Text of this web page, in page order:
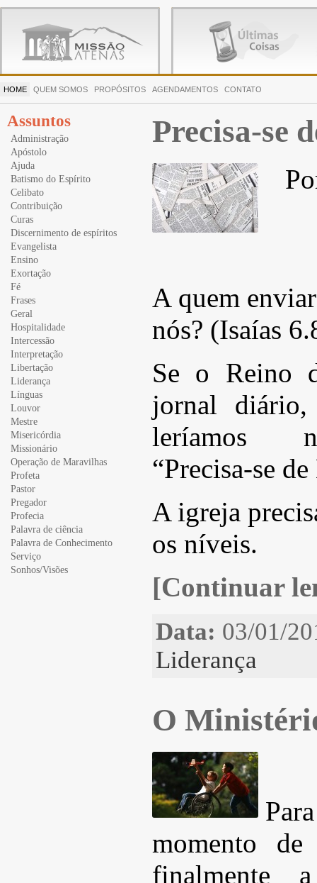
HOME QUEM SOMOS PROPÓSITOS AGENDAMENTOS CONTATO
Assuntos
Administração
Apóstolo
Ajuda
Batismo do Espírito
Celibato
Contribuição
Curas
Discernimento de espíritos
Evangelista
Ensino
Exortação
Fé
Frases
Geral
Hospitalidade
Intercessão
Interpretação
Libertação
Liderança
Línguas
Louvor
Mestre
Misericórdia
Missionário
Operação de Maravilhas
Profeta
Pastor
Pregador
Profecia
Palavra de ciência
Palavra de Conhecimento
Serviço
Sonhos/Visões
Precisa-se
A quem
nós? (Isaías
Se o Reino
jornal
leríamos
“Precisa-se
A igreja
os níveis.
[Continuar
Data: 03/01/
Liderança
O
momento
finalmente